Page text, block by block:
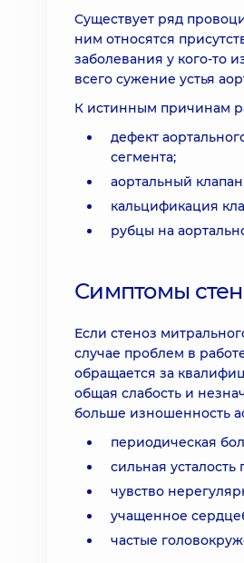
Существует ряд
ним относятся
заболевания у кого-то
всего сужение устья
К истинным причинам
дефект
сегмента;
аортальный
кальцификация
рубцы на
Симптомы
Если стеноз
случае проблем в
обращается за
общая слабость и
больше изношенность
периодическая
сильная
чувство
учащенное
частые